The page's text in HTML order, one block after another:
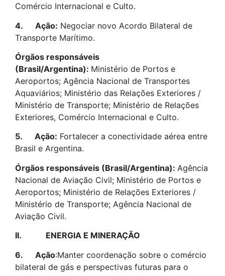
Comércio Internacional e Culto.
4. Ação: Negociar novo Acordo Bilateral de
Transporte Marítimo.
Órgãos responsáveis
(Brasil/Argentina): Ministério de Portos e
Aeroportos; Agência Nacional de Transportes
Aquaviários; Ministério das Relações Exteriores /
Ministério de Transporte; Ministério de Relações
Exteriores, Comércio Internacional e Culto.
5. Ação: Fortalecer a conectividade aérea entre
Brasil e Argentina.
Órgãos responsáveis (Brasil/Argentina): Agência
Nacional de Aviação Civil; Ministério de Portos e
Aeroportos; Ministério de Relações Exteriores /
Ministério de Transporte; Agência Nacional de
Aviação Civil.
II. ENERGIA E MINERAÇÃO
6. Ação:Manter coordenação sobre o comércio
bilateral de gás e perspectivas futuras para o